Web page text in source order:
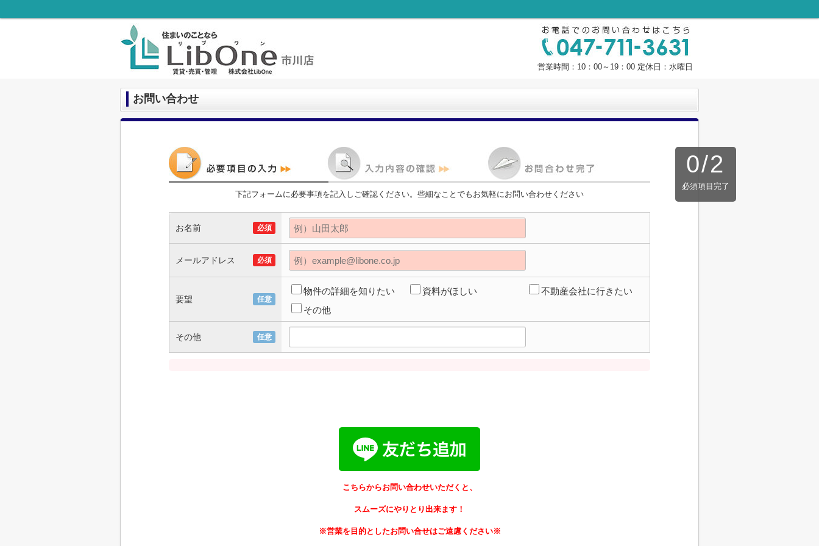
営業時間：10：00～19：00 定休日：水曜日
お問い合わせ
0/2
必須項目完了
下記フォームに必要事項を記入しご確認ください。些細なことでもお気軽にお問い合わせください
お名前 必須
メールアドレス 必須
要望 任意
物件の詳細を知りたい 資料がほしい
不動産会社に行きたい
その他
その他 任意
こちらからお問い合わせいただくと、
スムーズにやりとり出来ます！
※営業を目的としたお問い合せはご遠慮ください※